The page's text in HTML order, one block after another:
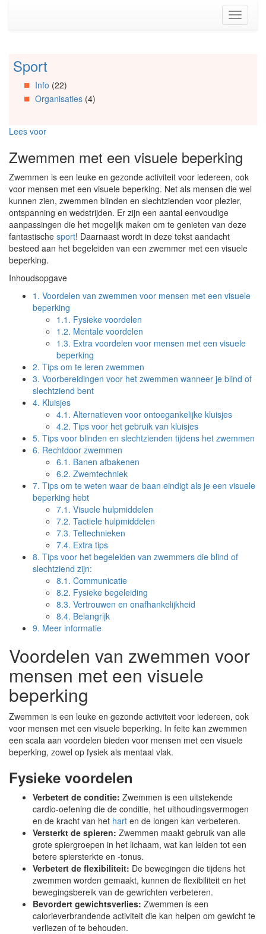
Spring
(Accesskey
Toggle
Spring
naar
Artikels
Spring
Spring
Organisaties
Spring
naar
Social
media
Sport
Info (22)
Organisaties(4)
Lees voor
Zwemmen met een visuele beperking
Zwemmen is een leuke en gezonde activiteit voor iedereen, ook
voor mensen met een visuele beperking. Net als mensen die wel
kunnen zien, zwemmen blinden en slechtzienden voor plezier,
ontspanning en wedstrijden. Er zijn een aantal eenvoudige
aanpassingen die het mogelijk maken om te genieten van deze
fantastische sport! Daarnaast wordt in deze tekst aandacht
besteed aan het begeleiden van een zwemmer met een visuele
beperking.
Inhoudsopgave
1. Voordelen van zwemmen voor mensen met een visuele
beperking
1.1. Fysieke voordelen
1.2. Mentale voordelen
1.3. Extra voordelen voor mensen met een visuele
beperking
2. Tips om te leren zwemmen
3. Voorbereidingen voor het zwemmen wanneer je blind of
slechtziend bent
4. Kluisjes
4.1. Alternatieven voor ontoegankelijke kluisjes
4.2. Tips voor het gebruik van kluisjes
5. Tips voor blinden en slechtzienden tijdens het zwemmen
6. Rechtdoor zwemmen
6.1. Banen afbakenen
6.2. Zwemtechniek
7. Tips om te weten waar de baan eindigt als je een visuele
beperking hebt
7.1. Visuele hulpmiddelen
7.2. Tactiele hulpmiddelen
7.3. Teltechnieken
7.4. Extra tips
8. Tips voor het begeleiden van zwemmers die blind of
slechtziend zijn:
8.1. Communicatie
8.2. Fysieke begeleiding
8.3. Vertrouwen en onafhankelijkheid
8.4. Belangrijk
9. Meer informatie
Voordelen van zwemmen voor
mensen met een visuele
beperking
Zwemmen is een leuke en gezonde activiteit voor iedereen, ook
voor mensen met een visuele beperking. In feite kan zwemmen
een scala aan voordelen bieden voor mensen met een visuele
beperking, zowel op fysiek als mentaal vlak.
Fysieke voordelen
Verbetert de conditie: Zwemmen is een uitstekende
cardio-oefening die de conditie, het uithoudingsvermogen
en de kracht van het hart en de longen kan verbeteren.
Versterkt de spieren: Zwemmen maakt gebruik van alle
grote spiergroepen in het lichaam, wat kan leiden tot een
betere spiersterkte en -tonus.
Verbetert de flexibiliteit: De bewegingen die tijdens het
zwemmen worden gemaakt, kunnen de flexibiliteit en het
bewegingsbereik van de gewrichten verbeteren.
Bevordert gewichtsverlies: Zwemmen is een
calorieverbrandende activiteit die kan helpen om gewicht te
verliezen of te behouden.